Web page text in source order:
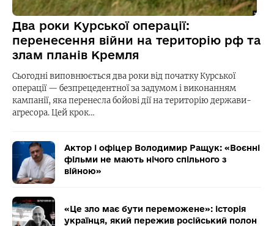
Два роки Курської операції:
перенесення війни на територію рф та
злам планів Кремля
Сьогодні виповнюється два роки від початку Курської
операції — безпрецедентної за задумом і виконанням
кампанії, яка перенесла бойові дії на територію держави-
агресора. Цей крок…
Актор і офіцер Володимир Ращук: «Воєнні
фільми не мають нічого спільного з
війною»
«Це зло має бути переможене»: історія
українця, який пережив російський полон